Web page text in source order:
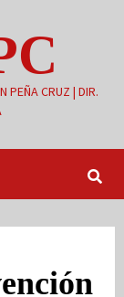
PEÑA CRUZ | DIR.